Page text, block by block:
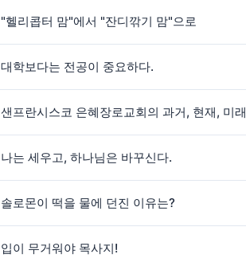
"헬리콥터 맘"에서 "잔디깎기 맘"으로
대학보다는 전공이 중요하다.
샌프란시스코 은혜장로교회의 과거, 현재, 미래
나는 세우고, 하나님은 바꾸신다.
솔로몬이 떡을 물에 던진 이유는?
입이 무거워야 목사지!